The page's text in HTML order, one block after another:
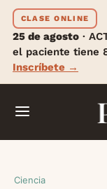
CLASE ONLINE
25 de agosto ·
el paciente tiene
Inscríbete →
Ciencia